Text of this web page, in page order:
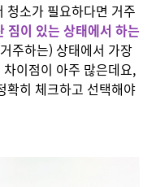
청소가 필요하다면 거주
짐이 있는 상태에서 하는
주하는) 상태에서 가장
이점이 아주 많은데요,
확히 체크하고 선택해야